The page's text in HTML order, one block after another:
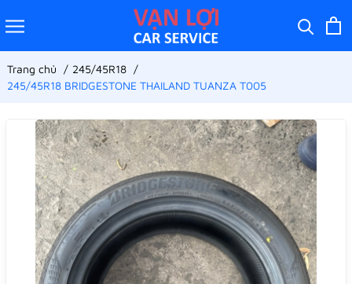
Trang chủ
245/45R18
245/45R18 BRIDGESTONE THAILAND TUANZA T005